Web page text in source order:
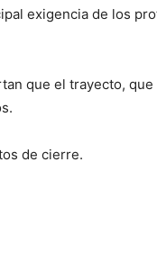
exigencia de los
que el trayecto,
de cierre.